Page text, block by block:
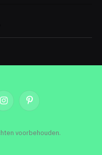
InstagramPinterest
voorbehouden.